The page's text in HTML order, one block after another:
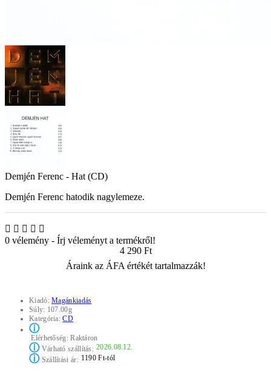
Demjén Ferenc - Hat (CD)
Demjén Ferenc hatodik nagylemeze.
0 vélemény - Írj véleményt a termékről!
4 290 Ft
Áraink az ÁFA értékét tartalmazzák!
Kiadó:Magánkiadás
Súly: 107.00g
Kategória:CD
ⓘ
Elérhetőség:Raktáron
ⓘVárható szállítás: 2026.08.12.
ⓘSzállítási ár: 1190 Ft-tól